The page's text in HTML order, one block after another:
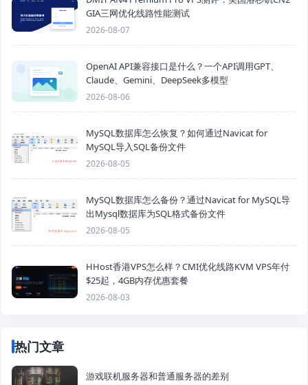
GIA三网优化线路性能测试
2026-08-07
OpenAI API兼容接口是什么？一个API调用GPT、
Claude、Gemini、DeepSeek多模型
2026-08-06
MySQL数据库怎么恢复？如何通过Navicat for
MySQL导入SQL备份文件
2026-08-05
MySQL数据库怎么备份？通过Navicat for MySQL导
出Mysql数据库为SQL格式备份文件
2026-08-05
HHost香港VPS怎么样？CMI优化线路KVM VPS年付
$25起，4GB内存优惠套餐
2026-08-03
热门文章
游戏联机服务器和普通服务器的差别